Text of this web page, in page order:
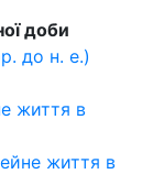
доби
до н. е.)
життя в
життя в